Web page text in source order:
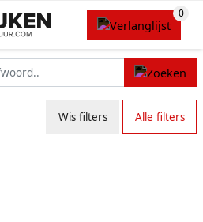
Wis filters Alle filters